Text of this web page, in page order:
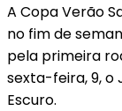
A Copa Verão
no fim de
pela primeira
sexta-feira, 9, o
Escuro.